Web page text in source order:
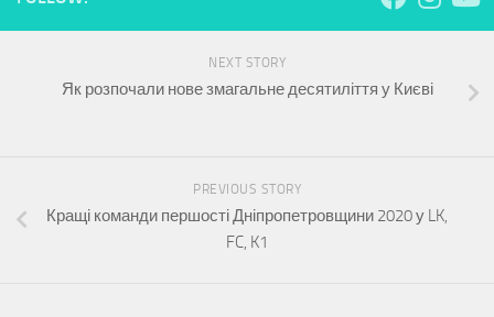
NEXT STORY
Як розпочали нове змагальне десятиліття у Києві
PREVIOUS STORY
Кращі команди першості Дніпропетровщини 2020 у LK,
FC, K1